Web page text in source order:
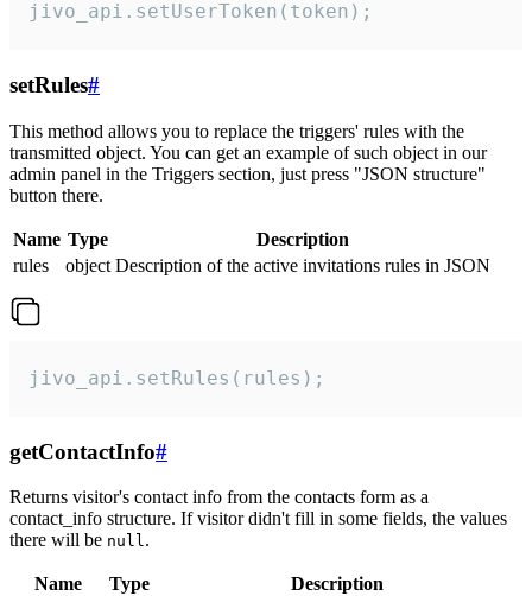
jivo_api.setUserToken(token);
setRules#
This method allows you to replace the triggers' rules with the
transmitted object. You can get an example of such object in our
admin panel in the Triggers section, just press "JSON structure"
button there.
Name Type
Description
rules
object Description of the active invitations rules in JSON
jivo_api.setRules(rules);
getContactInfo#
Returns visitor's contact info from the contacts form as a
contact_info structure. If visitor didn't fill in some fields, the values
there will be null.
Name Type
Description